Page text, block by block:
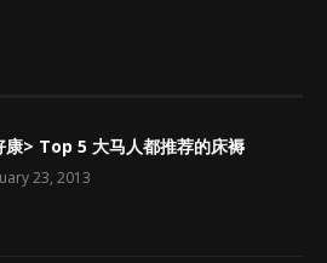
康> Top 5 大马人都推荐的床褥
23, 2013